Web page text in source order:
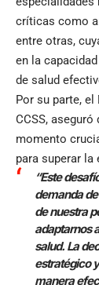
críticas como
entre otras,
en la
de salud
Por su parte, el
CCSS,
momento
para superar
“Este
demanda
de nuestra
adaptarnos
salud. La
estratégico
manera